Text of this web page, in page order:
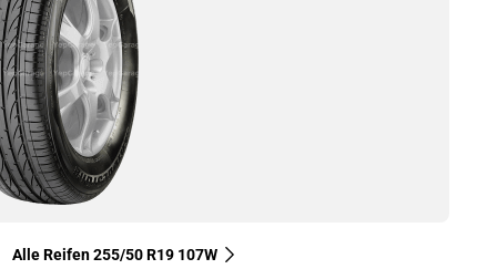
Alle Reifen‎ 255/50 R19 107W